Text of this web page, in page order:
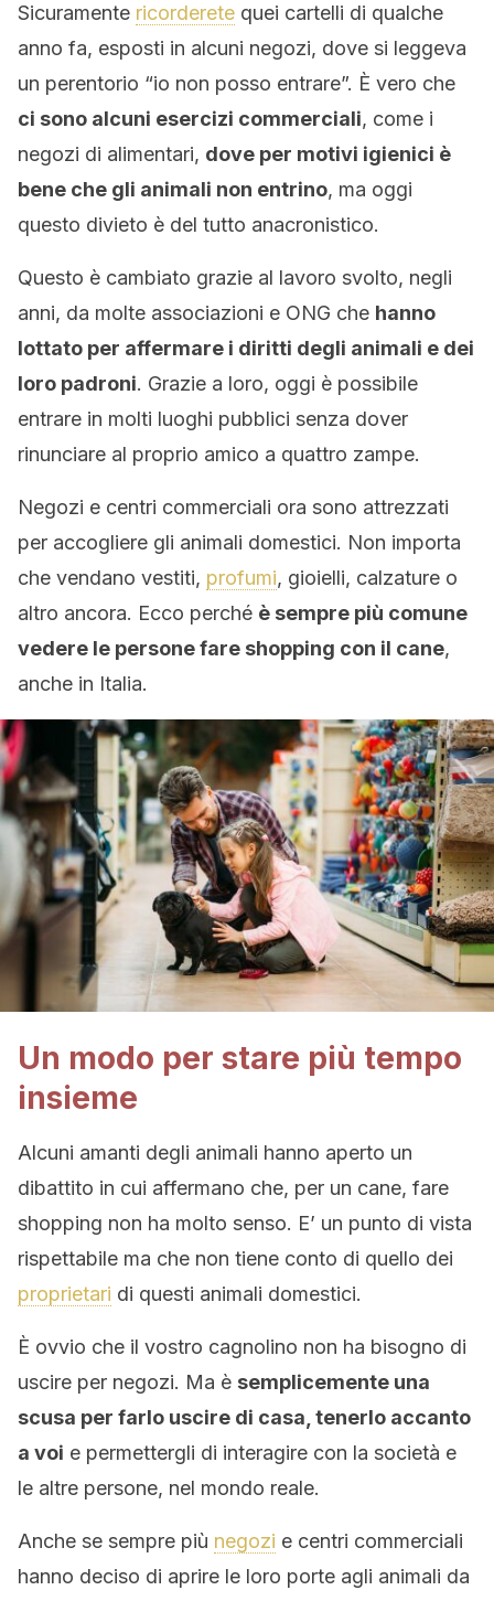
Sicuramente ricorderete quei cartelli di qualche
anno fa, esposti in alcuni negozi, dove si leggeva
un perentorio “io non posso entrare”. È vero che
ci sono alcuni esercizi commerciali, come i
negozi di alimentari, dove per motivi igienici è
bene che gli animali non entrino, ma oggi
questo divieto è del tutto anacronistico.
Questo è cambiato grazie al lavoro svolto, negli
anni, da molte associazioni e ONG che hanno
lottato per affermare i diritti degli animali e dei
loro padroni. Grazie a loro, oggi è possibile
entrare in molti luoghi pubblici senza dover
rinunciare al proprio amico a quattro zampe.
Negozi e centri commerciali ora sono attrezzati
per accogliere gli animali domestici. Non importa
che vendano vestiti, profumi, gioielli, calzature o
altro ancora. Ecco perché è sempre più comune
vedere le persone fare shopping con il cane,
anche in Italia.
Un modo per stare più tempo
insieme
Alcuni amanti degli animali hanno aperto un
dibattito in cui affermano che, per un cane, fare
shopping non ha molto senso. E’ un punto di vista
rispettabile ma che non tiene conto di quello dei
proprietari di questi animali domestici.
È ovvio che il vostro cagnolino non ha bisogno di
uscire per negozi. Ma è semplicemente una
scusa per farlo uscire di casa, tenerlo accanto
a voi e permettergli di interagire con la società e
le altre persone, nel mondo reale.
Anche se sempre più negozi e centri commerciali
hanno deciso di aprire le loro porte agli animali da